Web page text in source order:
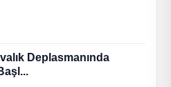
Deplasmanında